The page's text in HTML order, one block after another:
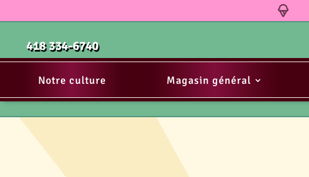
418 334-6740
Notre culture Magasin général